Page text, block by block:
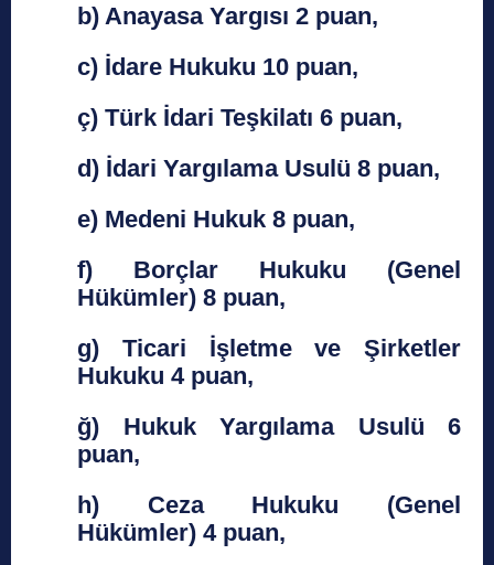
b) Anayasa Yargısı 2 puan,
c) İdare Hukuku 10 puan,
ç) Türk İdari Teşkilatı 6 puan,
d) İdari Yargılama Usulü 8 puan,
e) Medeni Hukuk 8 puan,
f) Borçlar Hukuku (Genel
Hükümler) 8 puan,
g) Ticari İşletme ve Şirketler
Hukuku 4 puan,
ğ) Hukuk Yargılama Usulü 6
puan,
h) Ceza Hukuku (Genel
Hükümler) 4 puan,